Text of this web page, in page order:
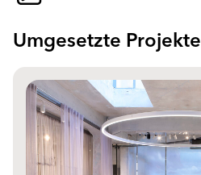
Umgesetzte Projekte